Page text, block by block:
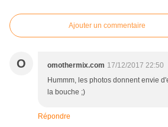
Ajouter un commentaire
O omothermix.com 17/12/2017 22:50
Hummm, les photos donnent envie
la bouche ;)
Répondre